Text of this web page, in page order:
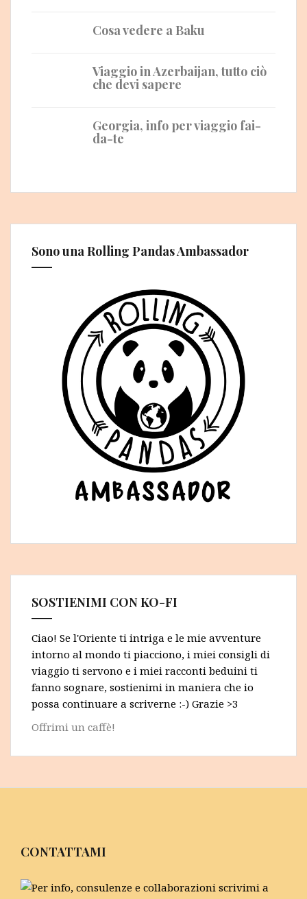
Cosa vedere a Baku
Viaggio in Azerbaijan, tutto ciò
che devi sapere
Georgia, info per viaggio fai-
da-te
Sono una Rolling Pandas Ambassador
SOSTIENIMI CON KO-FI
Ciao! Se l'Oriente ti intriga e le mie avventure
intorno al mondo ti piacciono, i miei consigli di
viaggio ti servono e i miei racconti beduini ti
fanno sognare, sostienimi in maniera che io
possa continuare a scriverne :-) Grazie >3
Offrimi un caffè!
CONTATTAMI